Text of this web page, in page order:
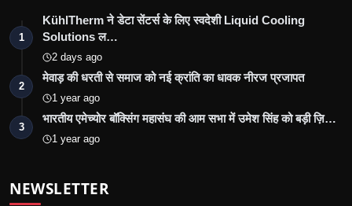
1
KühlTherm ने डेटा सेंटर्स के लिए स्वदेशी Liquid Cooling
Solutions ल…
2 days ago
2
मेवाड़ की धरती से समाज को नई क्रांति का धावक नीरज प्रजापत
1 year ago
3
भारतीय एमेच्योर बॉक्सिंग महासंघ की आम सभा में उमेश सिंह को बड़ी ज़ि…
1 year ago
NEWSLETTER